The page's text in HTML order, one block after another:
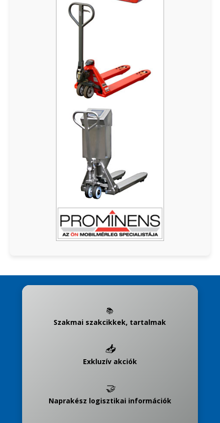
📚
Szakmai szakcikkek, tartalmak
📥
Exkluzív akciók
🤝
Naprakész logisztikai információk